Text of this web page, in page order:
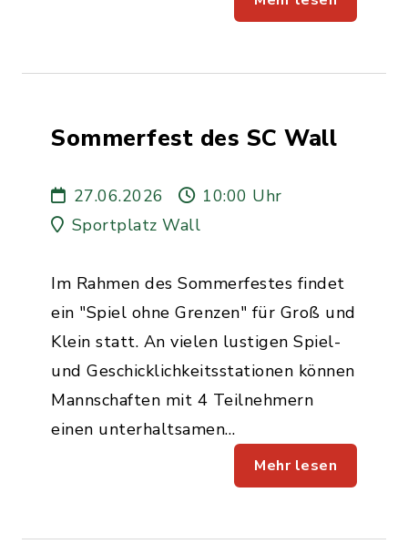
Sommerfest des SC Wall
27.06.2026
10:00 Uhr
Sportplatz Wall
Im Rahmen des Sommerfestes findet
ein "Spiel ohne Grenzen" für Groß und
Klein statt. An vielen lustigen Spiel-
und Geschicklichkeitsstationen können
Mannschaften mit 4 Teilnehmern
einen unterhaltsamen…
Mehr lesen